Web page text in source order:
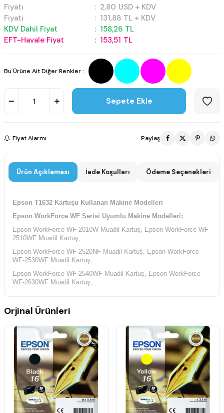
Fiyatı : 2,80 USD + KDV
Fiyatı
: 131,88 TL + KDV
KDV Dahil Fiyat
: 158,26 TL
EFT-Havale Fiyat
: 153,51 TL
Bu Ürüne Ait Diğer Renkler :
Sepete Ekle
Fiyat Alarmı Paylaş
Ürün Açıklaması İade Koşulları Ödeme Seçenekleri
Epson T1632 Kartuşu Kullanan Makine Modelleri
Epson WorkForce WF Serisi Uyumlu Makine Modelleri;
Epson WorkForce WF-2010W Muadil Kartuş, Epson WorkForce WF-
2510WF Muadil Kartuş,
Epson WorkForce WF-2520NF Muadil Kartuş, Epson WorkForce
WF-2530WF Muadil Kartuş,
Epson WorkForce WF-2540WF Muadil Kartuş, Epson WorkForce
WF-2630WF Muadil Kartuş,
WF-2660DWF Muadil Kartuş,
Epson WorkForce WF-2750DWF Muadil Kartuş, Epson WorkForce
WF-2760DWF Muadil Kartuş,
Orjinal Ürünleri